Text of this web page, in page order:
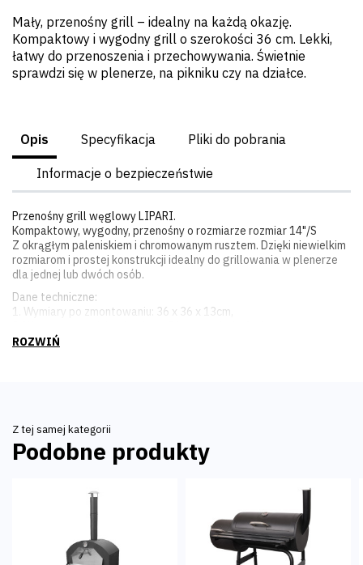
Mały, przenośny grill – idealny na każdą okazję.
Kompaktowy i wygodny grill o szerokości 36 cm. Lekki,
łatwy do przenoszenia i przechowywania. Świetnie
sprawdzi się w plenerze, na pikniku czy na działce.
Opis Specyfikacja Pliki do pobrania
Informacje o bezpieczeństwie
Przenośny grill węglowy LIPARI.
Kompaktowy, wygodny, przenośny o rozmiarze rozmiar 14"/S
Z okrągłym paleniskiem i chromowanym rusztem. Dzięki niewielkim
rozmiarom i prostej konstrukcji idealny do grillowania w plenerze
dla jednej lub dwóch osób.
Dane techniczne:
1. Wymiary po zmontowaniu: 36 x 36 x 13cm,
3. Grubość blachy: 0.4 mm,
Z tej samej kategorii
Podobne produkty